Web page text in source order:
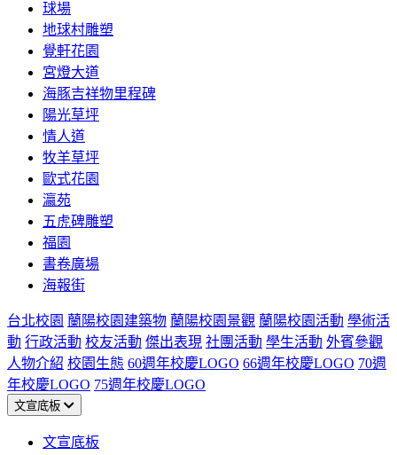
球場
地球村雕塑
覺軒花園
宮燈大道
海豚吉祥物里程碑
陽光草坪
情人道
牧羊草坪
歐式花園
瀛苑
五虎碑雕塑
福園
書卷廣場
海報街
台北校園 蘭陽校園建築物 蘭陽校園景觀 蘭陽校園活動 學術活
動 行政活動 校友活動 傑出表現 社團活動 學生活動 外賓參觀
人物介紹 校園生態 60週年校慶LOGO 66週年校慶LOGO 70週
年校慶LOGO 75週年校慶LOGO
文宣底板
文宣底板